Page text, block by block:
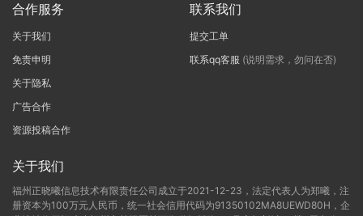
合作服务
关于我们
免责申明
关于隐私
广告合作
资源投稿合作
联系我们
提交工单
联系qq客服 (说明需求，勿问在否)
关于我们
福州正晓曦信息技术有限责任公司成立于2021-12-23，法定代表人为郑曦，注
册资本为100万元人民币，统一社会信用代码为91350102MA8UEWD80H，企